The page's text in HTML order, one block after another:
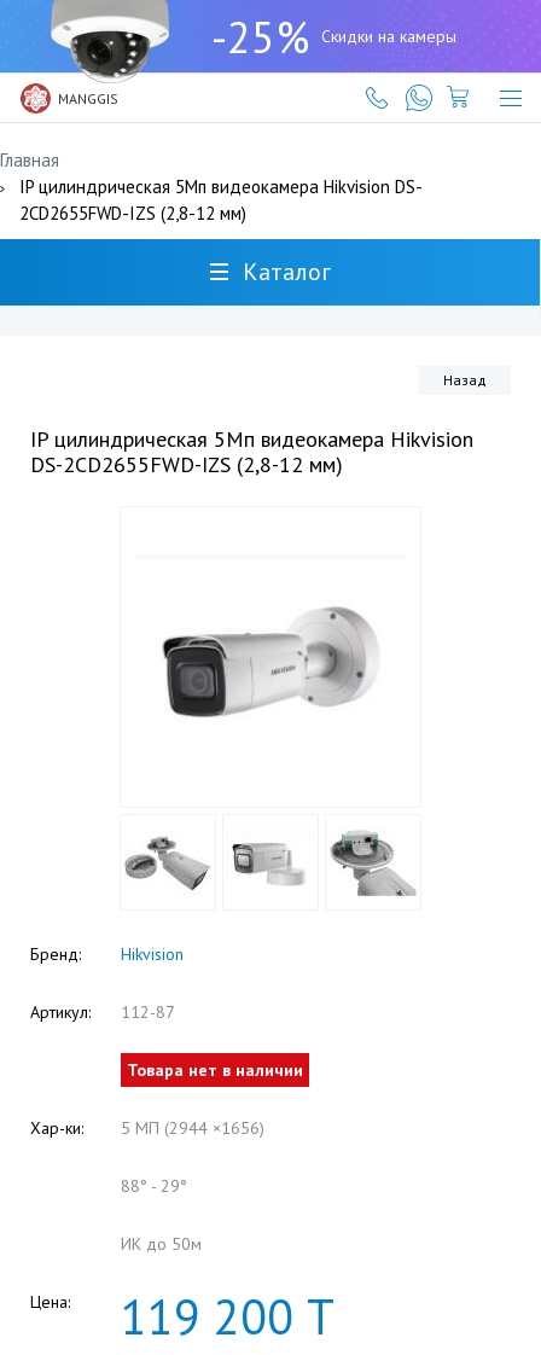
-25% Скидки на камеры
MANGGIS
(727)
317-
61-
61
Главная
IP цилиндрическая 5Мп видеокамера Hikvision DS-
2CD2655FWD-IZS (2,8-12 мм)
Каталог
Назад
IP цилиндрическая 5Мп видеокамера Hikvision
DS-2CD2655FWD-IZS (2,8-12 мм)
Бренд: Hikvision
Артикул: 112-87
Товара нет в наличии
Хар-ки: 5 МП (2944 ×1656)
88° - 29°
ИК до 50м
Цена: 119 200 Т